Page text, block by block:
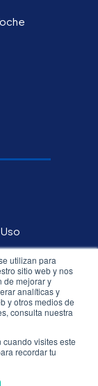
utilizan para
sitio web y nos
de mejorar y
analíticas y
y otros medios de
consulta nuestra
visites este
recordar tu